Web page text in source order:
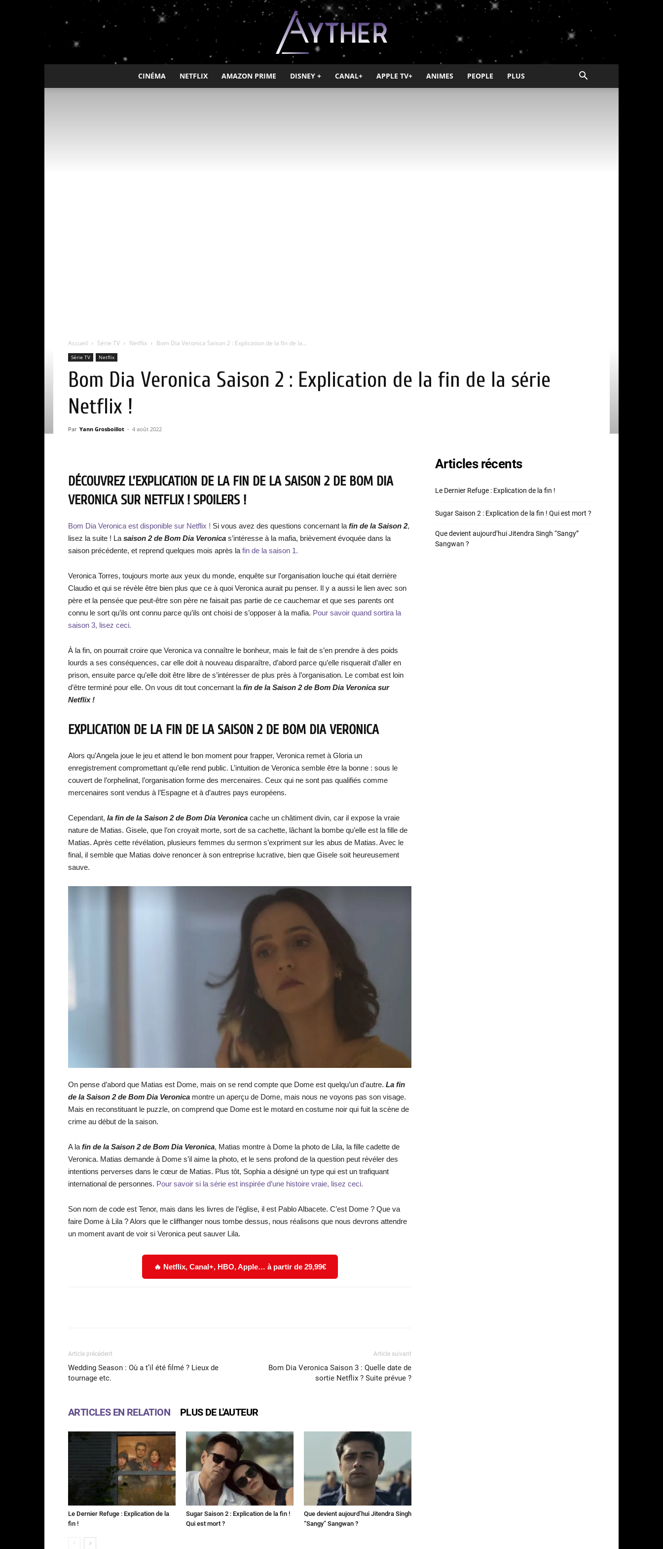
Ayther
CINÉMA NETFLIX AMAZON PRIME DISNEY + CANAL+ APPLE TV+ ANIMES PEOPLE PLUS
Accueil Série TV Netflix Bom Dia Veronica Saison 2 : Explication de la fin de la...
Série TV Netflix
Bom Dia Veronica Saison 2 : Explication de la fin de la série
Netflix !
Par Yann Grosboillot - 4 août 2022
DÉCOUVREZ L’EXPLICATION DE LA FIN DE LA SAISON 2 DE BOM DIA
VERONICA SUR NETFLIX ! SPOILERS !
Bom Dia Veronica est disponible sur Netflix ! Si vous avez des questions concernant la fin de la Saison 2,
lisez la suite ! La saison 2 de Bom Dia Veronica s’intéresse à la mafia, brièvement évoquée dans la
saison précédente, et reprend quelques mois après la fin de la saison 1.
Veronica Torres, toujours morte aux yeux du monde, enquête sur l’organisation louche qui était derrière
Claudio et qui se révèle être bien plus que ce à quoi Veronica aurait pu penser. Il y a aussi le lien avec son
père et la pensée que peut-être son père ne faisait pas partie de ce cauchemar et que ses parents ont
connu le sort qu’ils ont connu parce qu’ils ont choisi de s’opposer à la mafia. Pour savoir quand sortira la
saison 3, lisez ceci.
À la fin, on pourrait croire que Veronica va connaître le bonheur, mais le fait de s’en prendre à des poids
lourds a ses conséquences, car elle doit à nouveau disparaître, d’abord parce qu’elle risquerait d’aller en
prison, ensuite parce qu’elle doit être libre de s’intéresser de plus près à l’organisation. Le combat est loin
d’être terminé pour elle. On vous dit tout concernant la fin de la Saison 2 de Bom Dia Veronica sur
Netflix !
EXPLICATION DE LA FIN DE LA SAISON 2 DE BOM DIA VERONICA
Alors qu’Angela joue le jeu et attend le bon moment pour frapper, Veronica remet à Gloria un
enregistrement compromettant qu’elle rend public. L’intuition de Veronica semble être la bonne : sous le
couvert de l’orphelinat, l’organisation forme des mercenaires. Ceux qui ne sont pas qualifiés comme
mercenaires sont vendus à l’Espagne et à d’autres pays européens.
Cependant, la fin de la Saison 2 de Bom Dia Veronica cache un châtiment divin, car il expose la vraie
nature de Matias. Gisele, que l’on croyait morte, sort de sa cachette, lâchant la bombe qu’elle est la fille de
Matias. Après cette révélation, plusieurs femmes du sermon s’expriment sur les abus de Matias. Avec le
final, il semble que Matias doive renoncer à son entreprise lucrative, bien que Gisele soit heureusement
sauve.
On pense d’abord que Matias est Dome, mais on se rend compte que Dome est quelqu’un d’autre. La fin
de la Saison 2 de Bom Dia Veronica montre un aperçu de Dome, mais nous ne voyons pas son visage.
Mais en reconstituant le puzzle, on comprend que Dome est le motard en costume noir qui fuit la scène de
crime au début de la saison.
A la fin de la Saison 2 de Bom Dia Veronica, Matias montre à Dome la photo de Lila, la fille cadette de
Veronica. Matias demande à Dome s’il aime la photo, et le sens profond de la question peut révéler des
intentions perverses dans le cœur de Matias. Plus tôt, Sophia a désigné un type qui est un trafiquant
international de personnes. Pour savoir si la série est inspirée d’une histoire vraie, lisez ceci.
Son nom de code est Tenor, mais dans les livres de l’église, il est Pablo Albacete. C’est Dome ? Que va
faire Dome à Lila ? Alors que le cliffhanger nous tombe dessus, nous réalisons que nous devrons attendre
un moment avant de voir si Veronica peut sauver Lila.
🔥 Netflix, Canal+, HBO, Apple… à partir de 29,99€
Article précédent
Wedding Season : Où a t’il été filmé ? Lieux de
tournage etc.
Article suivant
Bom Dia Veronica Saison 3 : Quelle date de
sortie Netflix ? Suite prévue ?
ARTICLES EN RELATION PLUS DE L'AUTEUR
Le Dernier Refuge : Explication de la
fin !
Sugar Saison 2 : Explication de la fin !
Qui est mort ?
Que devient aujourd’hui Jitendra Singh
“Sangy” Sangwan ?
Articles récents
Le Dernier Refuge : Explication de la fin !
Sugar Saison 2 : Explication de la fin ! Qui est mort ?
Que devient aujourd’hui Jitendra Singh “Sangy”
Sangwan ?